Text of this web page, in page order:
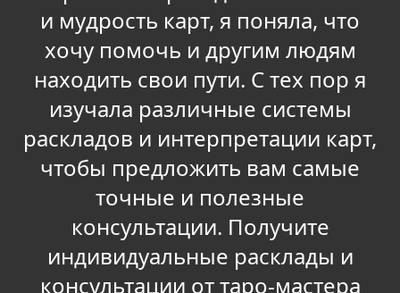
и мудрость карт, я поняла, что
хочу помочь и другим людям
находить свои пути. С тех пор я
изучала различные системы
раскладов и интерпретации карт,
чтобы предложить вам самые
точные и полезные
консультации. Получите
индивидуальные расклады и
консультации от таро-мастера